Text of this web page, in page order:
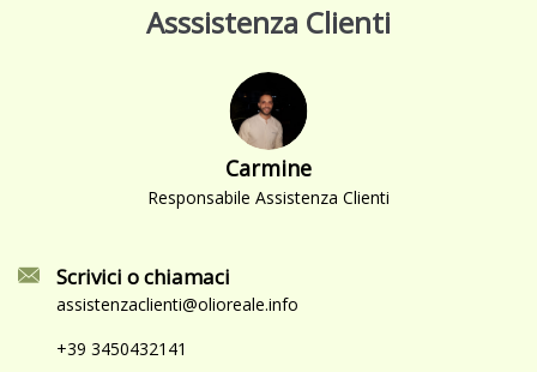
Asssistenza Clienti
Carmine
Responsabile Assistenza Clienti
Scrivici o chiamaci
assistenzaclienti@olioreale.info
+39 3450432141